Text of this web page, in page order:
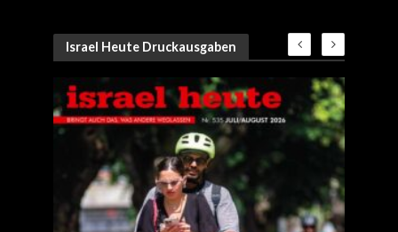
Israel Heute Druckausgaben